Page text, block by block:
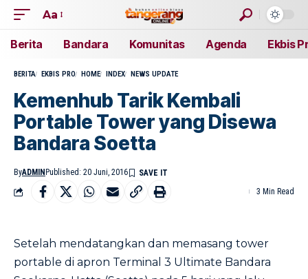
Aa
Berita Bandara Komunitas Agenda Ekbis
BERITA EKBIS PRO HOME INDEX NEWS UPDATE
Kemenhub Tarik Kembali
Portable Tower yang Disewa
Bandara Soetta
ByADMIN Published: 20 Juni, 2016
3 Min Read
Setelah mendatangkan dan memasang tower
portable di apron Terminal 3 Ultimate Bandara